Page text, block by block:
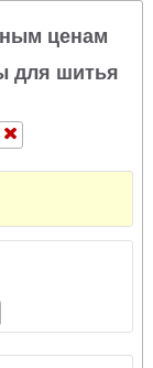
ценам
для шитья